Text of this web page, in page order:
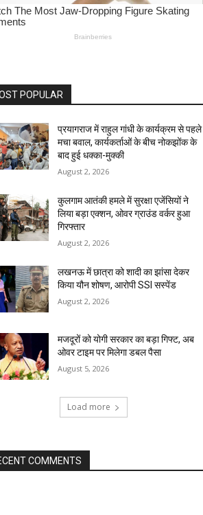
POPULAR
प्रयागराज में राहुल गांधी के कार्यक्रम से पहले
मचा बवाल, कार्यकर्ताओं के बीच नोकझोंक के
बाद हुई धक्का-मुक्की
August 2, 2026
कुलगाम आतंकी हमले में सुरक्षा एजेंसियों ने
लिया बड़ा एक्शन, ओवर ग्राउंड वर्कर हुआ
गिरफ्तार
August 2, 2026
लखनऊ में छात्रा को शादी का झांसा देकर
किया यौन शोषण, आरोपी SSI सस्पेंड
August 2, 2026
मजदूरों को योगी सरकार का बड़ा गिफ्ट, अब
ओवर टाइम पर मिलेगा डबल पैसा
August 5, 2026
Load more
COMMENTS